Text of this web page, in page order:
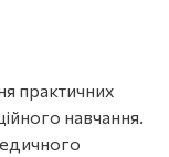
практичних
навчання.